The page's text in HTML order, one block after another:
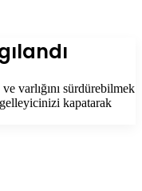
varlığını sürdürebilmek
kapatarak